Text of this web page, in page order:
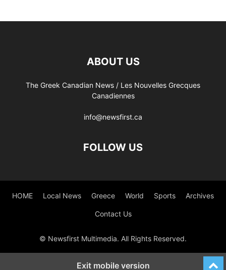
ABOUT US
The Greek Canadian News / Les Nouvelles Grecques
Canadiennes
info@newsfirst.ca
FOLLOW US
HOME Local News Greece World Sports Archives
Contact Us
© Newsfirst Multimedia. All Rights Reserved.
Exit mobile version